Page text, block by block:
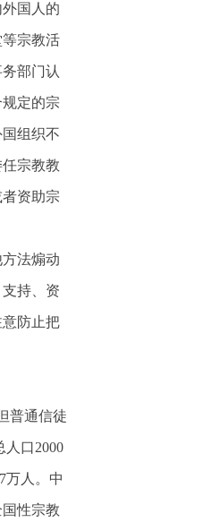
国人的
宗教活
部门认
定的宗
组织不
宗教教
资助宗
法煽动
持、资
防止把
普通信徒
口2000
万人。中
性宗教